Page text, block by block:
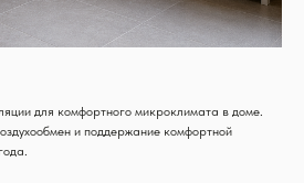
для комфортного микроклимата в доме.
и поддержание комфортной